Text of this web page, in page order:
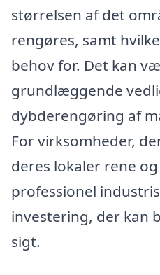
størrelsen af det
rengøres, samt
behov for. Det kan
grundlæggende
dybderengøring af
For virksomheder,
deres lokaler rene
professionel
investering, der kan
sigt.